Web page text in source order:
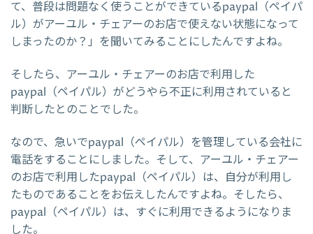
て、普段は問題なく使うことができているpaypal（ペイパ
ル）がアーユル・チェアーのお店で使えない状態になって
しまったのか？」を聞いてみることにしたんですよね。
そしたら、アーユル・チェアーのお店で利用した
paypal（ペイパル）がどうやら不正に利用されていると
判断したとのことでした。
なので、急いでpaypal（ペイパル）を管理している会社に
電話をすることにしました。そして、アーユル・チェアー
のお店で利用したpaypal（ペイパル）は、自分が利用し
たものであることをお伝えしたんですよね。そしたら、
paypal（ペイパル）は、すぐに利用できるようになりま
した。